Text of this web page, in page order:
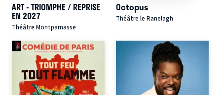
ART - TRIOMPHE / REPRISE
EN 2027
Théâtre Montparnasse
Octopus
Théâtre le Ranelagh